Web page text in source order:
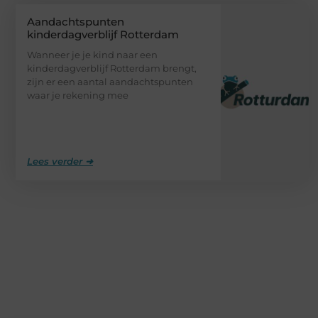
Aandachtspunten
kinderdagverblijf Rotterdam
Wanneer je je kind naar een
kinderdagverblijf Rotterdam brengt,
zijn er een aantal aandachtspunten
waar je rekening mee
Lees verder ➜